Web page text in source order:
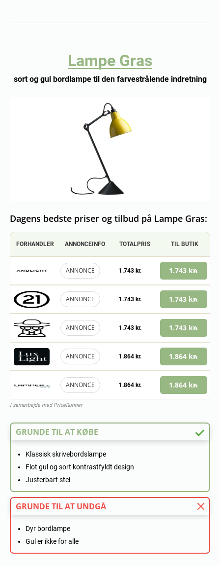
Lampe Gras
sort og gul bordlampe til den farvestrålende indretning
Dagens bedste priser og tilbud på Lampe Gras:
FORHANDLER ANNONCEINFO TOTALPRIS TIL BUTIK
ANNONCE 1.743 kr. 1.743 kr.
ANNONCE 1.743 kr. 1.743 kr.
ANNONCE 1.743 kr. 1.743 kr.
ANNONCE 1.864 kr. 1.864 kr.
ANNONCE 1.864 kr. 1.864 kr.
I samarbejde med PriceRunner
GRUNDE TIL AT KØBE
Klassisk skrivebordslampe
Flot gul og sort kontrastfyldt design
Justerbart stel
GRUNDE TIL AT UNDGÅ
Dyr bordlampe
Gul er ikke for alle